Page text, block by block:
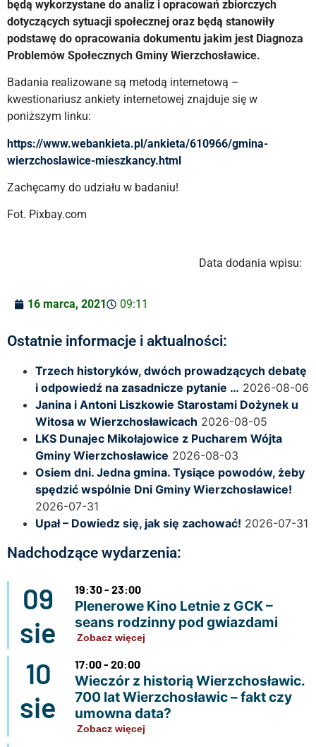
będą wykorzystane do analiz i opracowań zbiorczych
dotyczących sytuacji społecznej oraz będą stanowiły
podstawę do opracowania dokumentu jakim jest Diagnoza
Problemów Społecznych Gminy Wierzchosławice.
Badania realizowane są metodą internetową –
kwestionariusz ankiety internetowej znajduje się w
poniższym linku:
https://www.webankieta.pl/ankieta/610966/gmina-
wierzchoslawice-mieszkancy.html
Zachęcamy do udziału w badaniu!
Fot. Pixbay.com
Data dodania wpisu:
16 marca, 2021 09:11
Ostatnie informacje i aktualności:
Trzech historyków, dwóch prowadzących debatę
i odpowiedź na zasadnicze pytanie … 2026-08-06
Janina i Antoni Liszkowie Starostami Dożynek u
Witosa w Wierzchosławicach 2026-08-05
LKS Dunajec Mikołajowice z Pucharem Wójta
Gminy Wierzchosławice 2026-08-03
Osiem dni. Jedna gmina. Tysiące powodów, żeby
spędzić wspólnie Dni Gminy Wierzchosławice!
2026-07-31
Upał – Dowiedz się, jak się zachować! 2026-07-31
Nadchodzące wydarzenia:
09
sie
19:30 - 23:00
Plenerowe Kino Letnie z GCK –
seans rodzinny pod gwiazdami
Zobacz więcej
10
sie
17:00 - 20:00
Wieczór z historią Wierzchosławic.
700 lat Wierzchosławic – fakt czy
umowna data?
Zobacz więcej